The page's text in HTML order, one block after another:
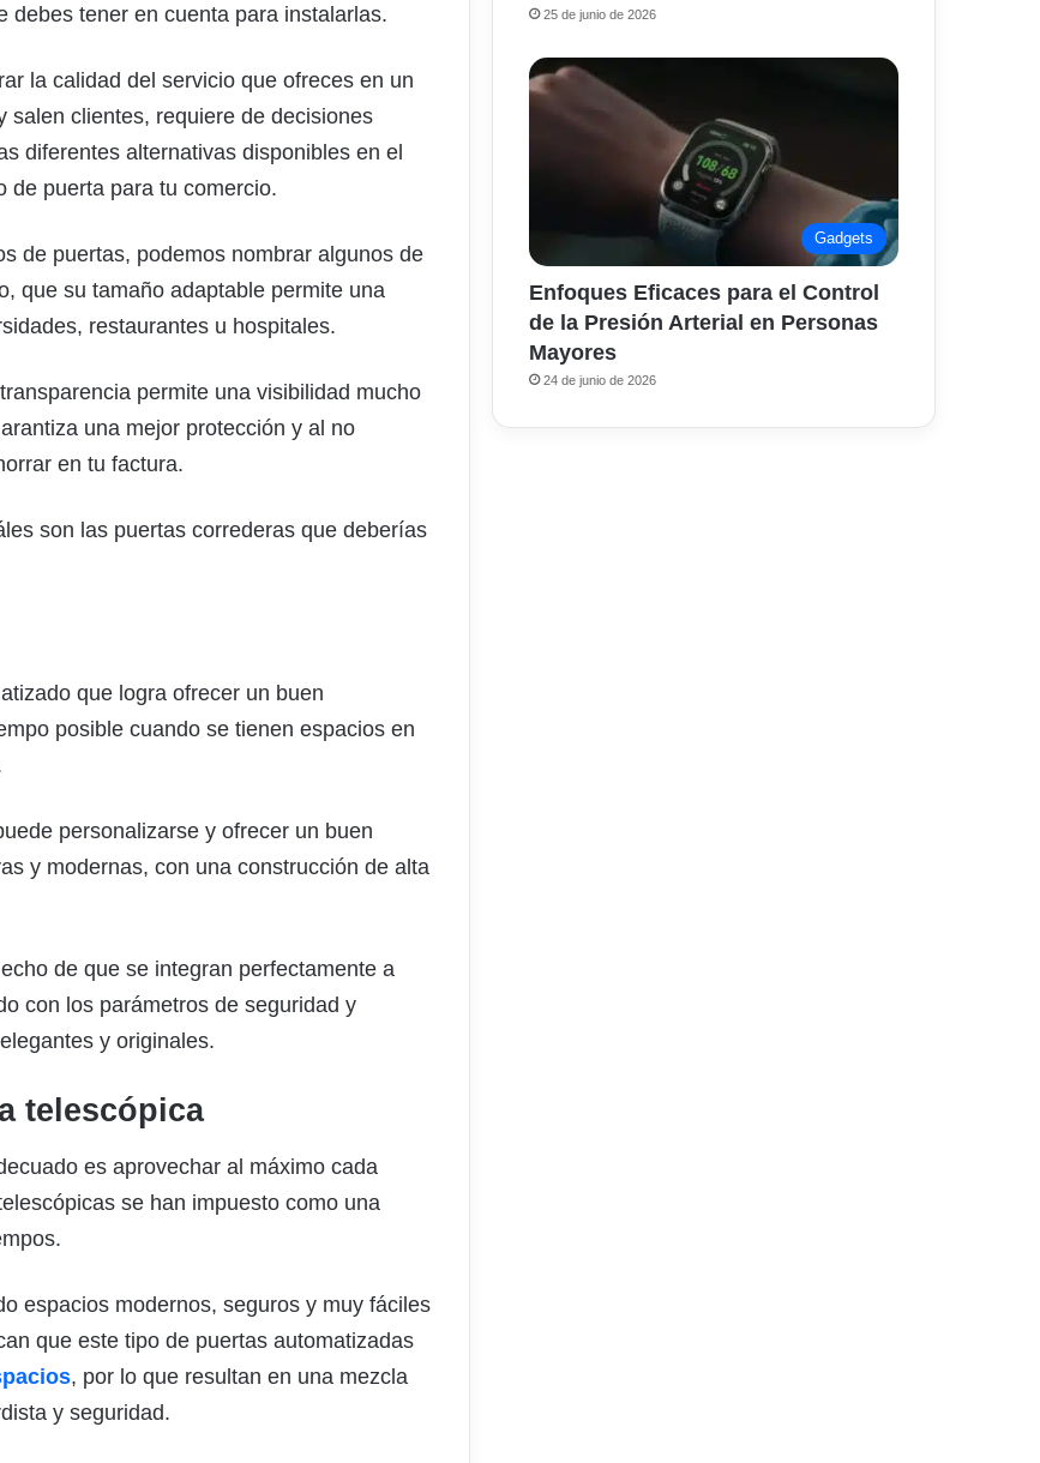
debes tener en cuenta para instalarlas.
la calidad del servicio que ofreces en un
salen clientes, requiere de decisiones
diferentes alternativas disponibles en el
de puerta para tu comercio.
de puertas, podemos nombrar algunos de
que su tamaño adaptable permite una
restaurantes u hospitales.
permite una visibilidad mucho
una mejor protección y al no
en tu factura.
son las puertas correderas que deberías
que logra ofrecer un buen
posible cuando se tienen espacios en
personalizarse y ofrecer un buen
y modernas, con una construcción de alta
de que se integran perfectamente a
con los parámetros de seguridad y
y originales.
telescópica
es aprovechar al máximo cada
se han impuesto como una
espacios modernos, seguros y muy fáciles
que este tipo de puertas automatizadas
, por lo que resultan en una mezcla
y seguridad.
25 de junio de 2026
Gadgets
Enfoques Eficaces para el Control
de la Presión Arterial en Personas
Mayores
24 de junio de 2026